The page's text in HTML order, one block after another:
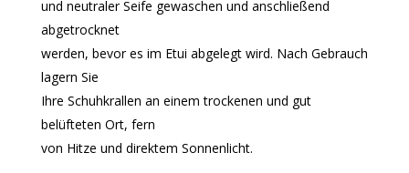
und neutraler Seife gewaschen und anschließend
abgetrocknet
werden, bevor es im Etui abgelegt wird. Nach Gebrauch
lagern Sie
Ihre Schuhkrallen an einem trockenen und gut
belüfteten Ort, fern
von Hitze und direktem Sonnenlicht.